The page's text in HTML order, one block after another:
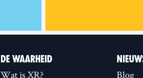
DE WAARHEID
Wat is XR?
Blog